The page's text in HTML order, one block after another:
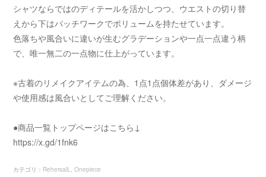
シャツならではのディテールを活かしつつ、ウエストの切り替
えから下はパッチワークでボリュームを持たせています。
色落ちや風合いに違いが生むグラデーションや一点一点違う柄
で、唯一無二の一点物に仕上がっています。
※古着のリメイクアイテムの為、1点1点個体差があり、ダメージ
や使用感は風合いとしてご理解ください。
●商品一覧トップページはこちら↓
https://x.gd/1fnk6
カテゴリ ： RehersalL Onepiece